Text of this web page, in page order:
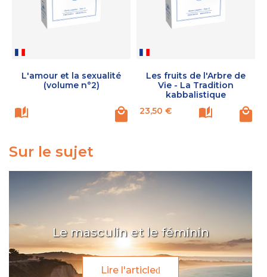
L'amour et la sexualité
(volume n°2)
Les fruits de l'Arbre de
Vie - La Tradition
kabbalistique
Prix
23,50 €
Sur le sujet
Le masculin et le féminin
Lire l'article